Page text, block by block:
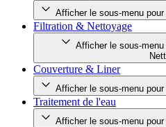
Afficher le sous-menu
Filtration & Nettoyage
Afficher le sous-
Couverture & Liner
Afficher le sous-menu
Traitement de l'eau
Afficher le sous-menu